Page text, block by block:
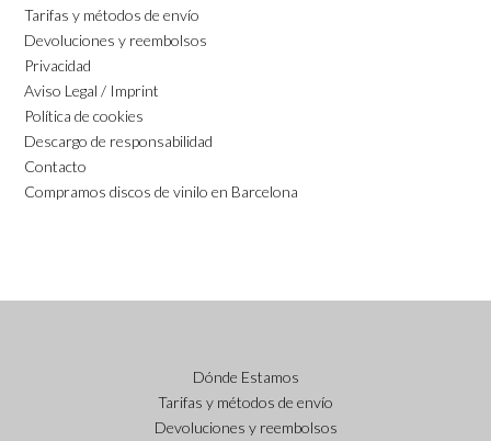
Tarifas y métodos de envío
Devoluciones y reembolsos
Privacidad
Aviso Legal / Imprint
Política de cookies
Descargo de responsabilidad
Contacto
Compramos discos de vinilo en Barcelona
Dónde Estamos
Tarifas y métodos de envío
Devoluciones y reembolsos